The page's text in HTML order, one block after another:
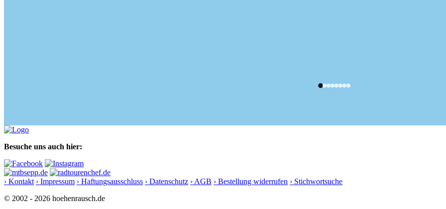
Besuche uns auch hier:
› Kontakt › Impressum › Haftungsausschluss › Datenschutz › AGB › Bestellung widerrufen › Stichwortsuche
© 2002 - 2026 hoehenrausch.de